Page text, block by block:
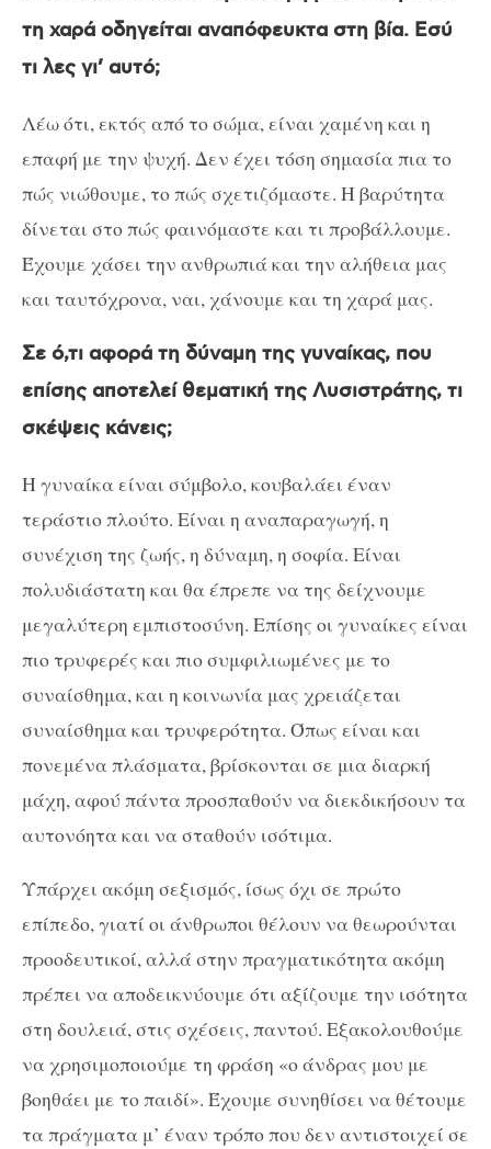
τη χαρά οδηγείται αναπόφευκτα στη βία. Εσύ
τι λες γι’ αυτό;
Λέω ότι, εκτός από το σώμα, είναι χαμένη και η
επαφή με την ψυχή. Δεν έχει τόση σημασία πια το
πώς νιώθουμε, το πώς σχετιζόμαστε. Η βαρύτητα
δίνεται στο πώς φαινόμαστε και τι προβάλλουμε.
Έχουμε χάσει την ανθρωπιά και την αλήθεια μας
και ταυτόχρονα, ναι, χάνουμε και τη χαρά μας.
Σε ό,τι αφορά τη δύναμη της γυναίκας, που
επίσης αποτελεί θεματική της Λυσιστράτης, τι
σκέψεις κάνεις;
Η γυναίκα είναι σύμβολο, κουβαλάει έναν
τεράστιο πλούτο. Είναι η αναπαραγωγή, η
συνέχιση της ζωής, η δύναμη, η σοφία. Είναι
πολυδιάστατη και θα έπρεπε να της δείχνουμε
μεγαλύτερη εμπιστοσύνη. Επίσης οι γυναίκες είναι
πιο τρυφερές και πιο συμφιλιωμένες με το
συναίσθημα, και η κοινωνία μας χρειάζεται
συναίσθημα και τρυφερότητα. Όπως είναι και
πονεμένα πλάσματα, βρίσκονται σε μια διαρκή
μάχη, αφού πάντα προσπαθούν να διεκδικήσουν τα
αυτονόητα και να σταθούν ισότιμα.
Υπάρχει ακόμη σεξισμός, ίσως όχι σε πρώτο
επίπεδο, γιατί οι άνθρωποι θέλουν να θεωρούνται
προοδευτικοί, αλλά στην πραγματικότητα ακόμη
πρέπει να αποδεικνύουμε ότι αξίζουμε την ισότητα
στη δουλειά, στις σχέσεις, παντού. Εξακολουθούμε
να χρησιμοποιούμε τη φράση «ο άνδρας μου με
βοηθάει με το παιδί». Έχουμε συνηθίσει να θέτουμε
τα πράγματα μ’ έναν τρόπο που δεν αντιστοιχεί σε